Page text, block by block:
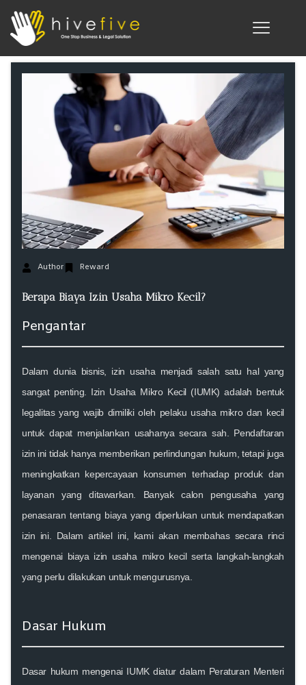
Author Reward
Berapa Biaya Izin Usaha Mikro Kecil?
Pengantar
Dalam dunia bisnis, izin usaha menjadi salah satu hal yang
sangat penting. Izin Usaha Mikro Kecil (IUMK) adalah bentuk
legalitas yang wajib dimiliki oleh pelaku usaha mikro dan kecil
untuk dapat menjalankan usahanya secara sah. Pendaftaran
izin ini tidak hanya memberikan perlindungan hukum, tetapi juga
meningkatkan kepercayaan konsumen terhadap produk dan
layanan yang ditawarkan. Banyak calon pengusaha yang
penasaran tentang biaya yang diperlukan untuk mendapatkan
izin ini. Dalam artikel ini, kami akan membahas secara rinci
mengenai biaya izin usaha mikro kecil serta langkah-langkah
yang perlu dilakukan untuk mengurusnya.
Dasar Hukum
Dasar hukum mengenai IUMK diatur dalam Peraturan Menteri